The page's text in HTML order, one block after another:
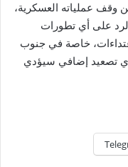
وقف عملياته العسكرية،
على أي تطورات
خاصة في جنوب
تصعيد إضافي سيؤدي